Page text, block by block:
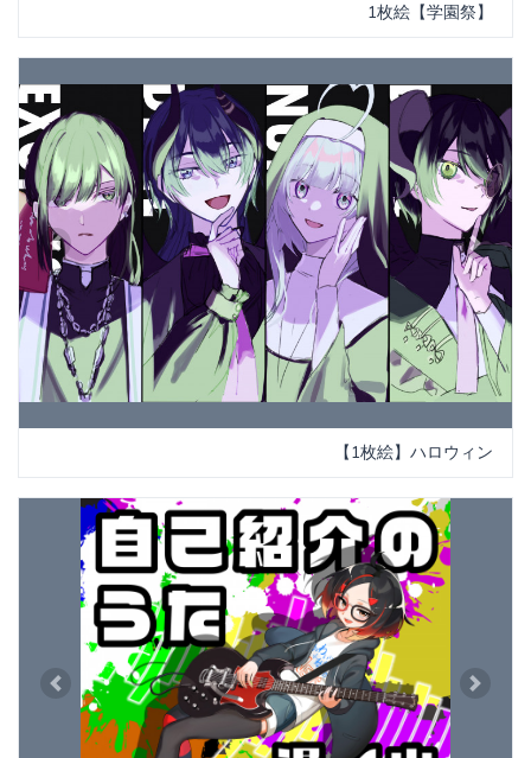
1枚絵【学園祭】
Previous Next
【1枚絵】ハロウィン
Previous Next